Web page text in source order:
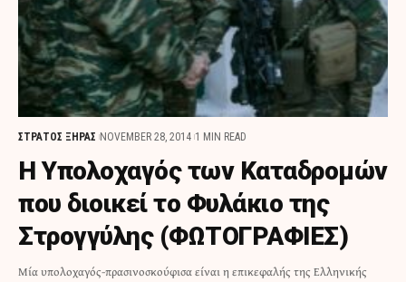
ΣΤΡΑΤΟΣ ΞΗΡΑΣ NOVEMBER 28, 2014 1 MIN READ
H Υπολοχαγός των Καταδρομών
που διοικεί το Φυλάκιο της
Στρογγύλης (ΦΩΤΟΓΡΑΦΙΕΣ)
Μία υπολοχαγός-πρασινοσκούφισα είναι η επικεφαλής της Ελληνικής